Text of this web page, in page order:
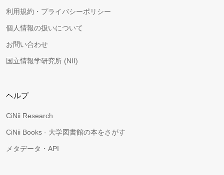
利用規約・プライバシーポリシー
個人情報の扱いについて
お問い合わせ
国立情報学研究所 (NII)
ヘルプ
CiNii Research
CiNii Books - 大学図書館の本をさがす
メタデータ・API